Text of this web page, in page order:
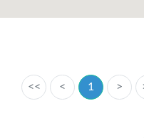
<< < 1 >